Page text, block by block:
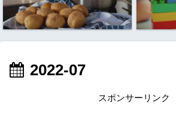
2022-07
スポンサーリンク